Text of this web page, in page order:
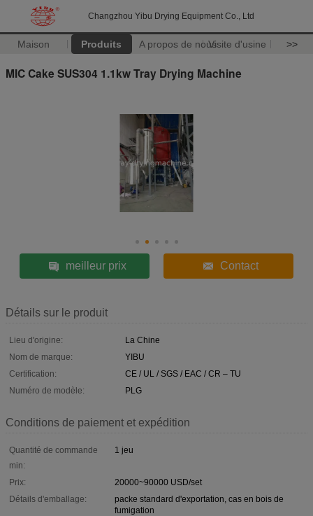
Changzhou Yibu Drying Equipment Co., Ltd
Maison Produits A propos de nousVisite d'usine >>
MIC Cake SUS304 1.1kw Tray Drying Machine
meilleur prix Contact
Détails sur le produit
Lieu d'origine:
La Chine
Nom de marque:
YIBU
Certification:
CE / UL / SGS / EAC / CR – TU
Numéro de modèle:
PLG
Conditions de paiement et expédition
Quantité de commande
min:
1 jeu
Prix:
20000~90000 USD/set
Détails d'emballage:
packe standard d'exportation, cas en bois de
fumigation